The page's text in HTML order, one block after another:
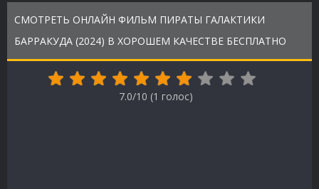
СМОТРЕТЬ ОНЛАЙН ФИЛЬМ ПИРАТЫ ГАЛАКТИКИ
БАРРАКУДА (2024) В ХОРОШЕМ КАЧЕСТВЕ БЕСПЛАТНО
7.0/10 (1 голос)